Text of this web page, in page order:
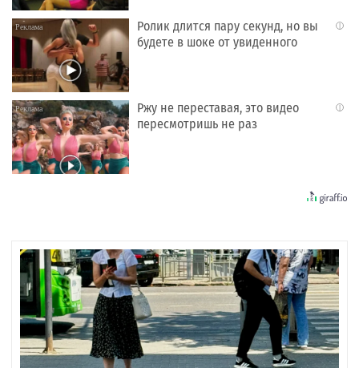
i
Ролик длится пару секунд, но вы
будете в шоке от увиденного
i
Ржу не переставая, это видео
пересмотришь не раз